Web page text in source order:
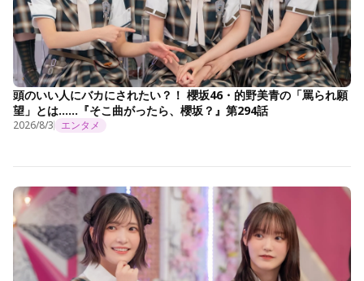
頭のいい人にバカにされたい？！ 櫻坂46・的野美青の「罵られ願
望」とは……『そこ曲がったら、櫻坂？』第294話
2026/8/3 エンタメ